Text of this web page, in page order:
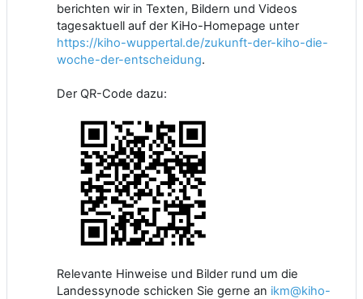
berichten wir in Texten, Bildern und Videos
tagesaktuell auf der KiHo-Homepage unter
https://kiho-wuppertal.de/zukunft-der-kiho-die-
woche-der-entscheidung.
Der QR-Code dazu:
Relevante Hinweise und Bilder rund um die
Landessynode schicken Sie gerne an ikm@kiho-